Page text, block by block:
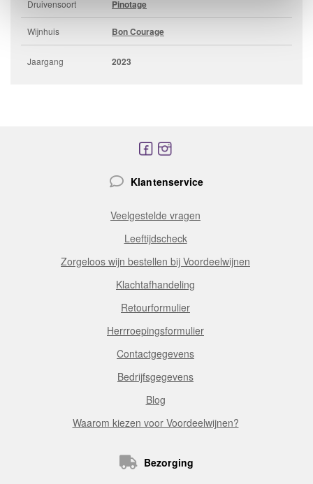
Druivensoort Pinotage
Wijnhuis Bon Courage
Jaargang 2023
Klantenservice
Veelgestelde vragen
Leeftijdscheck
Zorgeloos wijn bestellen bij Voordeelwijnen
Klachtafhandeling
Retourformulier
Herrroepingsformulier
Contactgegevens
Bedrijfsgegevens
Blog
Waarom kiezen voor Voordeelwijnen?
Bezorging